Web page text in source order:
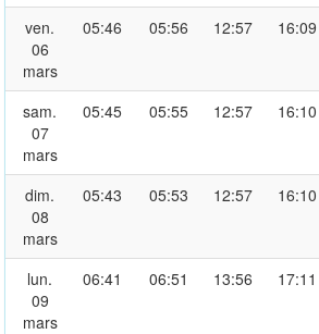
ven.
06
mars
05:46 05:56 12:57 16:09
sam.
07
mars
05:45 05:55 12:57 16:10
dim.
08
mars
05:43 05:53 12:57 16:10
lun.
09
mars
06:41 06:51 13:56 17:11